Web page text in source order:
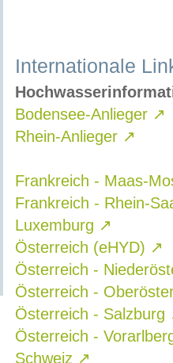
Internationale
Bodensee-Anlieger ↗
Rhein-Anlieger ↗
Frankreich - Maas-
Frankreich - Rhein-
Luxemburg ↗
Österreich (eHYD) ↗
Österreich -
Österreich -
Österreich - Salzburg
Österreich -
Schweiz ↗